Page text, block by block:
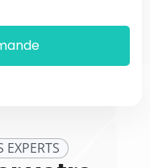
EXPERTS